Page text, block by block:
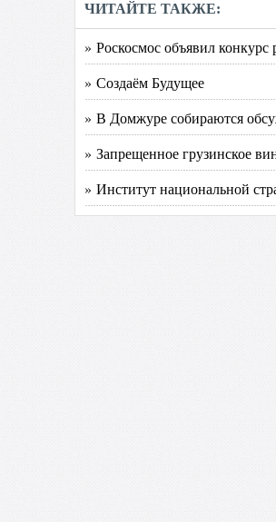
ЧИТАЙТЕ ТАКЖЕ:
» Роскосмос объявил конкурс
» Создаём Будущее
» В Домжуре собираются
» Запрещенное грузинское
» Институт национальной